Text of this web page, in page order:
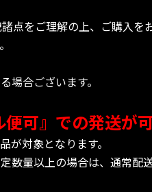
点をご理解の上、ご購入を
合ございます。
可』での発送が
が対象となります。
数量以上の場合は、通常配